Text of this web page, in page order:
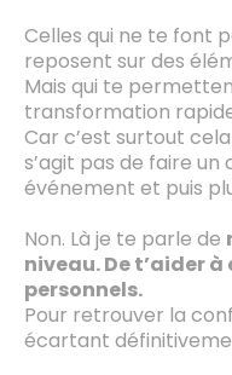
Celles qui ne te font
reposent sur des
Mais qui te
transformation
Car c’est surtout
s’agit pas de faire un
événement et puis
Non. Là je te parle de
niveau. De t’aider
personnels.
Pour retrouver la
écartant